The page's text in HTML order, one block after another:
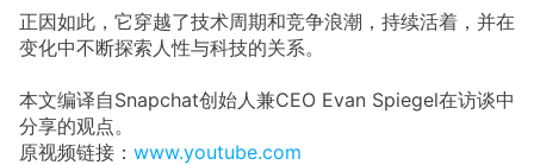
正因如此，它穿越了技术周期和竞争浪潮，持续活着，并在
变化中不断探索人性与科技的关系。
本文编译自Snapchat创始人兼CEO Evan Spiegel在访谈中
分享的观点。
原视频链接： www.youtube.com